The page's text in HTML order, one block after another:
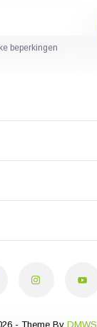
beperkingen
- Theme By DMWS